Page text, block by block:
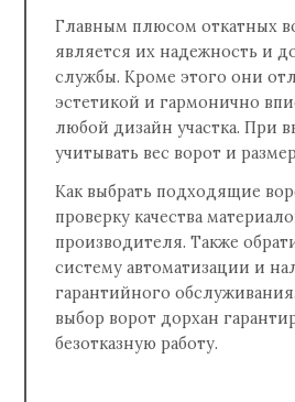
Главным плюсом откатных
является их надежность и
службы. Кроме этого они
эстетикой и гармонично
любой дизайн участка. При
учитывать вес ворот и
Как выбрать подходящие
проверку качества
производителя. Также
систему автоматизации и
гарантийного
выбор ворот дорхан
безотказную работу.